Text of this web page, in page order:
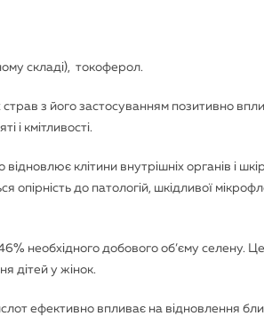
складі), токоферол.
з його застосуванням позитивно
і кмітливості.
клітини внутрішніх органів і
опірність до патологій, шкідливої
необхідного добового об’єму селену.
дітей у жінок.
ефективно впливає на відновлення